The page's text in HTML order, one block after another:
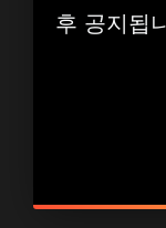
후 공지됩